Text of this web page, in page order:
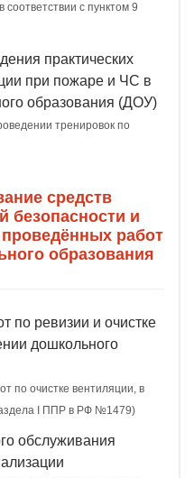
с пунктом 9
практических
при пожаре и ЧС в
образования (ДОУ)
тренировок по
средств
безопасности и
работ
образования
по ревизии и очистке
дошкольного
по очистке вентиляции, в
I ППР в РФ №1479)
обслуживания